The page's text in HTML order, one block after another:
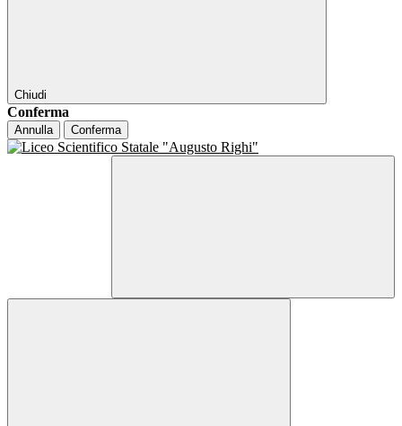
Chiudi
Conferma
Annulla Conferma